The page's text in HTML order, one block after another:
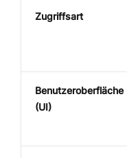
Zugriffsart
Benutzeroberfläche
(UI)